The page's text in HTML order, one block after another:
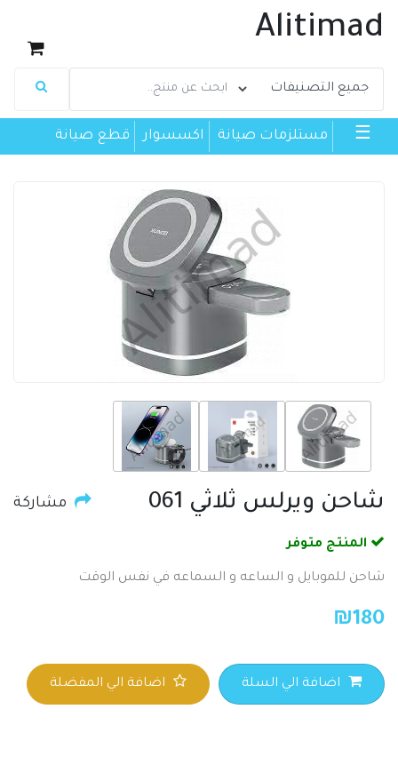
Alitimad
☰ مستلزمات صيانة اكسسوار قطع صيانة
شاحن ويرلس ثلاثي 061 مشاركة
المنتج متوفر
شاحن للموبايل و الساعه و السماعه في نفس الوقت
₪180
اضافة الي السلة اضافة الي المفضلة